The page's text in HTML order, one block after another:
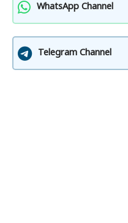
WhatsApp Channel
Telegram Channel